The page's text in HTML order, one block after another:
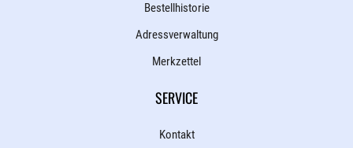
Bestellhistorie
Adressverwaltung
Merkzettel
SERVICE
Kontakt